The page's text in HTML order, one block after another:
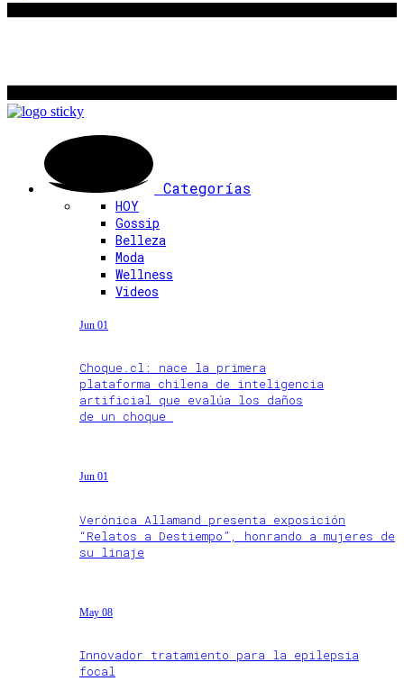
Categorías
HOY
Gossip
Belleza
Moda
Wellness
Videos
Jun 01
Choque.cl: nace la primera
plataforma chilena de inteligencia
artificial que evalúa los daños
de un choque
Jun 01
Verónica Allamand presenta exposición
“Relatos a Destiempo”, honrando a mujeres de
su linaje
May 08
Innovador tratamiento para la epilepsia
focal